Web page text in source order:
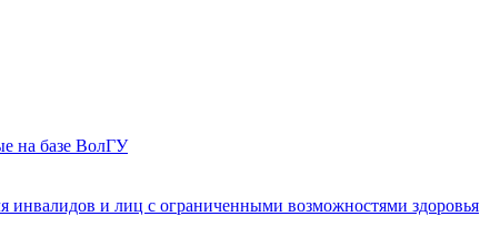
на базе ВолГУ
инвалидов и лиц с ограниченными возможностями здоровья